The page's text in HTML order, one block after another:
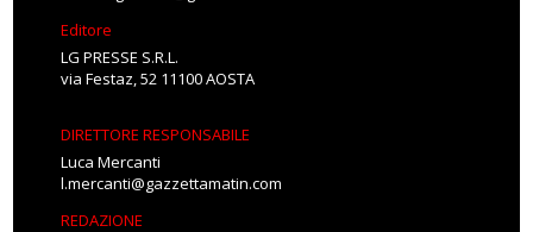
Editore
LG PRESSE S.R.L.
via Festaz, 52 11100 AOSTA
DIRETTORE RESPONSABILE
Luca Mercanti
l.mercanti@gazzettamatin.com
REDAZIONE